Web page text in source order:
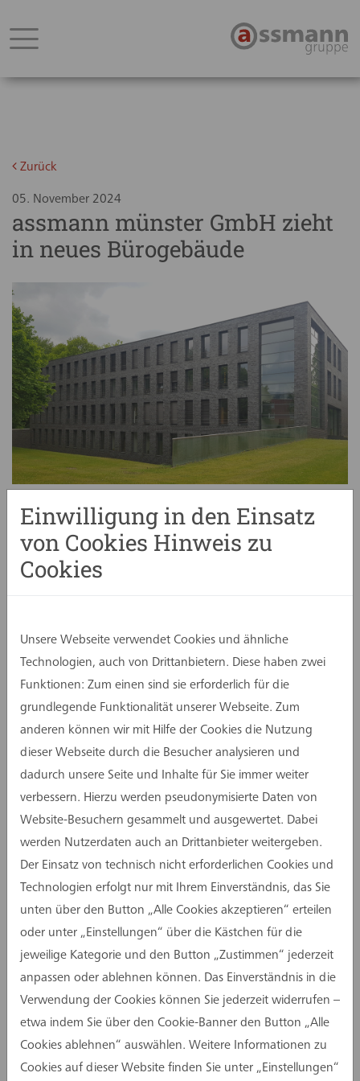
Zurück
05. November 2024
assmann münster GmbH zieht
in neues Bürogebäude
Bild assmann gruppe
Die assmann gruppe freut sich, den Umzug der
assmann münster GmbH in ein neues, modernes
Standort Münster befinden sich, nach der
baulichen Fertigstellung (Generalplanung
assmann gruppe), ab der ersten Jahreshälfte
2026 am Kardinal-von-Galen-Ring 55.
Aufgrund des Umzugs verlieren die bisherigen
Festnetzrufnummern ihre Gültigkeit. Darüber
hinaus hat der aktuelle Vermieter die
Telefonanlage zum 31.01.2025 ohne Möglichkeit
der Verlängerung gekündigt. Unsere
Mitarbeiterinnen und Mitarbeiter in Münster sind
zukünftig ausschließlich über ihre
Mobilfunknummern erreichbar. Wir bitten alle
Geschäftspartner, dies zu beachten und ihre
Kontaktdaten entsprechend zu aktualisieren.
Um die Kommunikation zu erleichtern, haben wir
bereits unsere E-Mail-Signaturen angepasst. Die
Zentrale und das Sekretariat sind unter der
neuen Telefonnummer0251.609.63000
erreichbar. Anrufe über die Zentrale werden an
Einwilligung in den Einsatz
von Cookies Hinweis zu
Cookies
Unsere Webseite verwendet Cookies und ähnliche
Technologien, auch von Drittanbietern. Diese haben zwei
Funktionen: Zum einen sind sie erforderlich für die
grundlegende Funktionalität unserer Webseite. Zum
anderen können wir mit Hilfe der Cookies die Nutzung
dieser Webseite durch die Besucher analysieren und
dadurch unsere Seite und Inhalte für Sie immer weiter
verbessern. Hierzu werden pseudonymisierte Daten von
Website-Besuchern gesammelt und ausgewertet. Dabei
werden Nutzerdaten auch an Drittanbieter weitergeben.
Der Einsatz von technisch nicht erforderlichen Cookies und
Technologien erfolgt nur mit Ihrem Einverständnis, das Sie
unten über den Button „Alle Cookies akzeptieren“ erteilen
oder unter „Einstellungen“ über die Kästchen für die
jeweilige Kategorie und den Button „Zustimmen“ jederzeit
anpassen oder ablehnen können. Das Einverständnis in die
Verwendung der Cookies können Sie jederzeit widerrufen –
etwa indem Sie über den Cookie-Banner den Button „Alle
Cookies ablehnen“ auswählen. Weitere Informationen zu
Cookies auf dieser Website finden Sie unter „Einstellungen“